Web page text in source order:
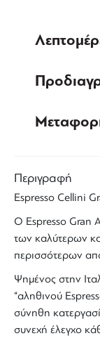
Περιγραφή
Espresso Cellini
Ο Espresso Gran
των καλύτερων
περισσότερων
Ψημένος στην
“αληθινού
σύνηθη
συνεχή έλεγχο